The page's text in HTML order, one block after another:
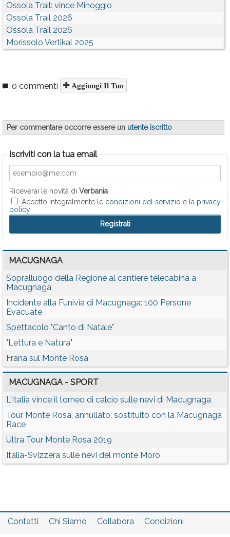
Ossola Trail: vince Minoggio
Ossola Trail 2026
Ossola Trail 2026
Morissolo Vertikal 2025
0 commenti Aggiungi Il Tuo
Per commentare occorre essere un utente iscritto
Iscriviti con la tua email
Riceverai le novità di Verbania
Accetto integralmente le condizioni del servizio e la privacy
policy
MACUGNAGA
Sopralluogo della Regione al cantiere telecabina a
Macugnaga
Incidente alla Funivia di Macugnaga: 100 Persone
Evacuate
Spettacolo "Canto di Natale"
"Lettura e Natura"
Frana sul Monte Rosa
MACUGNAGA - SPORT
L'Italia vince il torneo di calcio sulle nevi di Macugnaga
Tour Monte Rosa, annullato, sostituito con la Macugnaga
Race
Ultra Tour Monte Rosa 2019
Italia-Svizzera sulle nevi del monte Moro
Contatti Chi Siamo Collabora
Condizioni